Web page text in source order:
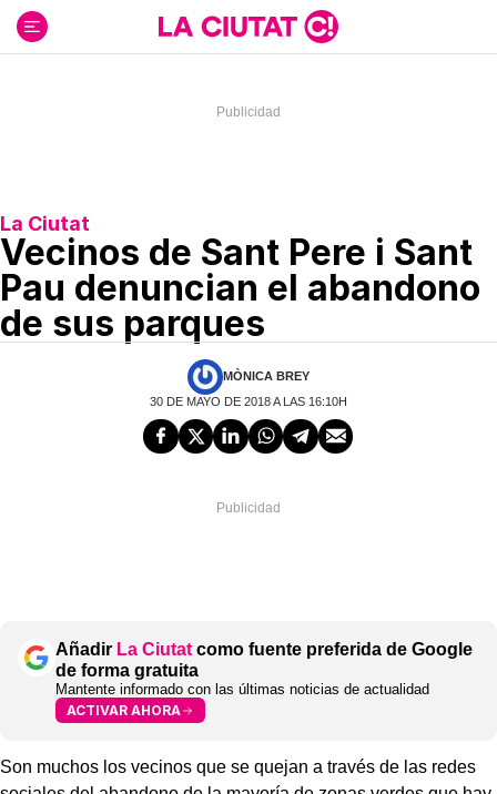
contenido
La Ciutat
Vecinos de Sant Pere i Sant
Pau denuncian el abandono
de sus parques
MÒNICA BREY
30 DE MAYO DE 2018 A LAS 16:10H
Añadir La Ciutat como fuente preferida de Google
de forma gratuita
Mantente informado con las últimas noticias de actualidad
ACTIVAR AHORA
Son muchos los vecinos que se quejan a través de las redes